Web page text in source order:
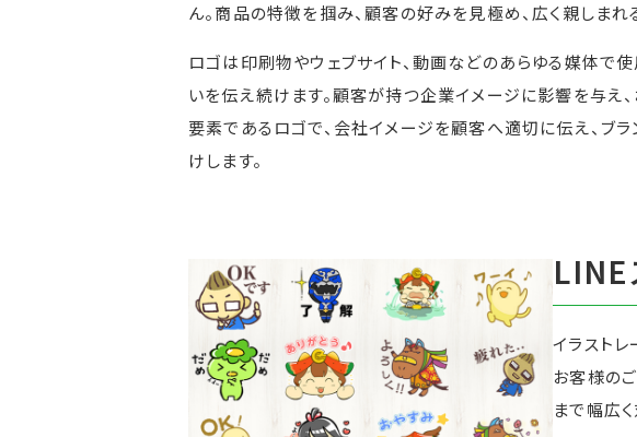
ん。商品の特徴を掴み、顧客の好みを見極め、広く親しまれ
ロゴは印刷物やウェブサイト、動画などのあらゆる媒体で
いを伝え続けます。顧客が持つ企業イメージに影響を与え
要素であるロゴで、会社イメージを顧客へ適切に伝え、ブ
けします。
LINE
イラスト
お客様の
まで幅広